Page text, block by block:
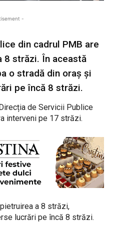
-
din cadrul PMB are
8 străzi. În această
o stradă din oraș și
pe încă 8 străzi.
de Servicii Publice
interveni pe 17 străzi.
a 8 străzi,
lucrări pe încă 8 străzi.